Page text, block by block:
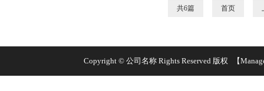
共6篇 首页
Copyright © 公司名称 Rights Reserved 版权 【